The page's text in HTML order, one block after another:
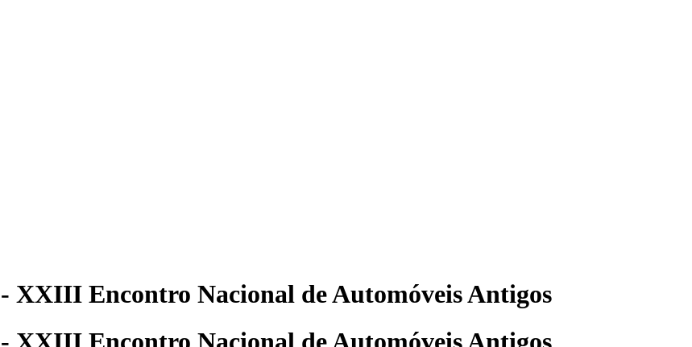
XXIII Encontro Nacional de Automóveis Antigos